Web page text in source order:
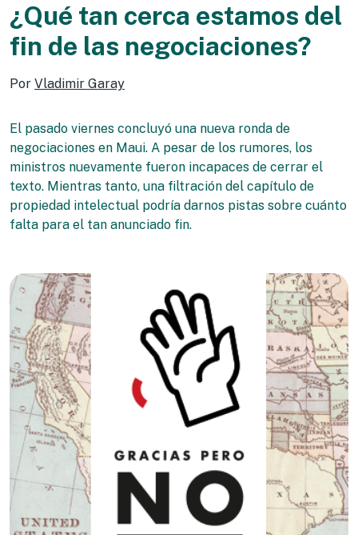
¿Qué tan cerca estamos del
fin de las negociaciones?
Por Vladimir Garay
El pasado viernes concluyó una nueva ronda de
negociaciones en Maui. A pesar de los rumores, los
ministros nuevamente fueron incapaces de cerrar el
texto. Mientras tanto, una filtración del capítulo de
propiedad intelectual podría darnos pistas sobre cuánto
falta para el tan anunciado fin.